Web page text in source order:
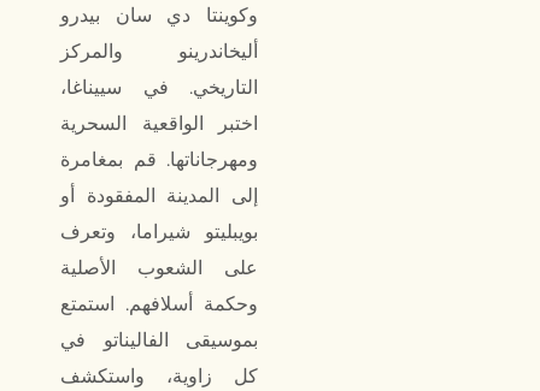
وكوينتا دي سان بيدرو
أليخاندرينو والمركز
التاريخي. في سييناغا،
اختبر الواقعية السحرية
ومهرجاناتها. قم بمغامرة
إلى المدينة المفقودة أو
بويبليتو شيراما، وتعرف
على الشعوب الأصلية
وحكمة أسلافهم. استمتع
بموسيقى الفاليناتو في
كل زاوية، واستكشف